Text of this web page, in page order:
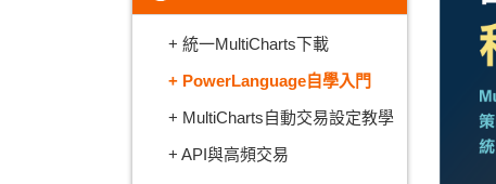
統一MultiCharts下載
PowerLanguage自學入門
MultiCharts自動交易設定教學
API與高頻交易